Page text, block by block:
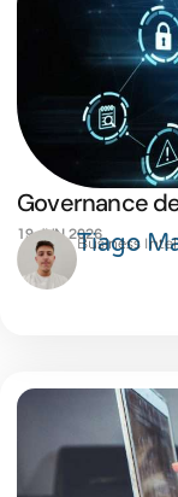
Governance
19 JUN 2026Tiago
Business